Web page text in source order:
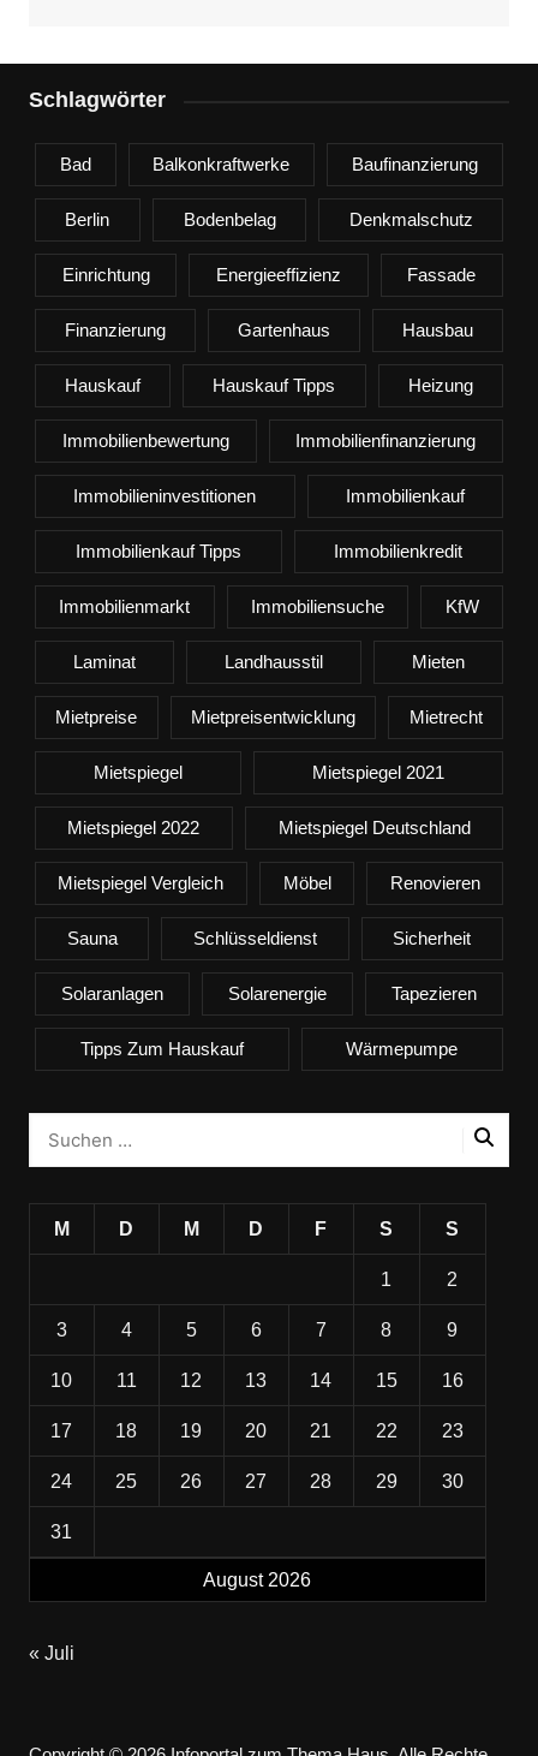
Schlagwörter
Bad Balkonkraftwerke Baufinanzierung
Berlin Bodenbelag Denkmalschutz
Einrichtung Energieeffizienz Fassade
Finanzierung Gartenhaus Hausbau
Hauskauf Hauskauf Tipps Heizung
Immobilienbewertung Immobilienfinanzierung
Immobilieninvestitionen Immobilienkauf
Immobilienkauf Tipps Immobilienkredit
Immobilienmarkt Immobiliensuche KfW
Laminat Landhausstil Mieten
Mietpreise Mietpreisentwicklung Mietrecht
Mietspiegel Mietspiegel 2021
Mietspiegel 2022 Mietspiegel Deutschland
Mietspiegel Vergleich Möbel Renovieren
Sauna Schlüsseldienst Sicherheit
Solaranlagen Solarenergie Tapezieren
Tipps Zum Hauskauf Wärmepumpe
August 2026
M D M D F S S
1 2
3 4 5 6 7 8 9
10 11 12 13 14 15 16
17 18 19 20 21 22 23
24 25 26 27 28 29 30
31
« Juli